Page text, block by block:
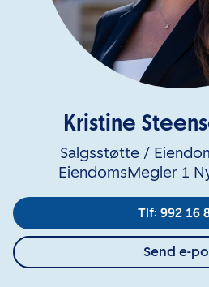
Kristine
Salgsstøtte /
EiendomsMegler 1
Tlf: 992 16
Send e-